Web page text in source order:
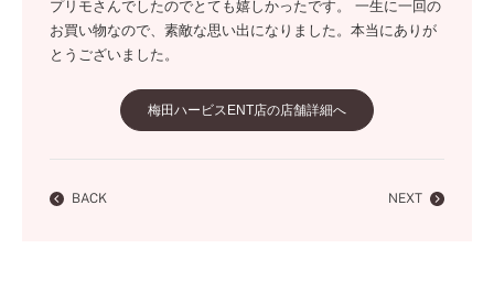
プリモさんでしたのでとても嬉しかったです。 一生に一回の
お買い物なので、素敵な思い出になりました。本当にありが
とうございました。
梅田ハービスENT店の店舗詳細へ
BACK NEXT